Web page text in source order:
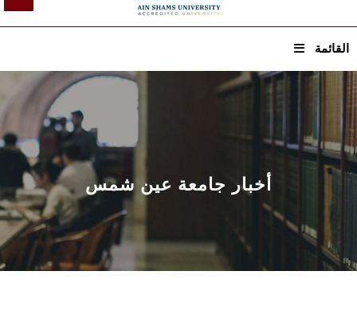
القائمة
الرئيسيـة
عن الجامعة
القطاعـات
الشئون الأكاديمية
البحث العلمي
أخبار جامعة عين شمس